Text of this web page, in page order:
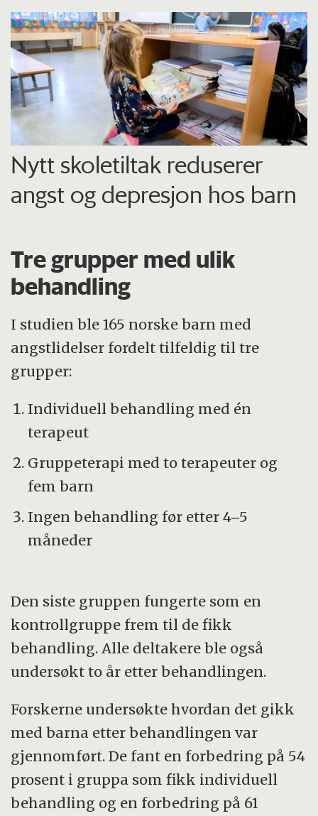
Nytt skoletiltak reduserer
angst og depresjon hos barn
Tre grupper med ulik
behandling
I studien ble 165 norske barn med
angstlidelser fordelt tilfeldig til tre
grupper:
Individuell behandling med én
terapeut
Gruppeterapi med to terapeuter og
fem barn
Ingen behandling før etter 4‒5
måneder
Den siste gruppen fungerte som en
kontrollgruppe frem til de fikk
behandling. Alle deltakere ble også
undersøkt to år etter behandlingen.
Forskerne undersøkte hvordan det gikk
med barna etter behandlingen var
gjennomført. De fant en forbedring på 54
prosent i gruppa som fikk individuell
behandling og en forbedring på 61